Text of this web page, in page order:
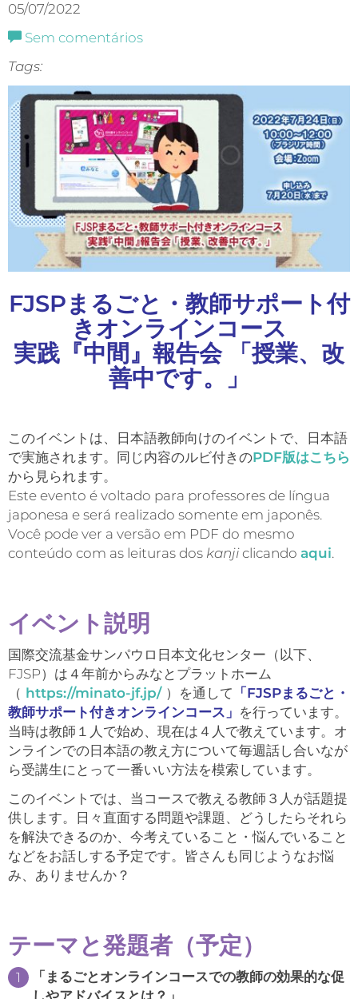
05/07/2022
Sem comentários
Tags:
FJSPまるごと・教師サポート付
きオンラインコース
実践『中間』報告会 「授業、改
善中です。」
このイベントは、日本語教師向けのイベントで、日本語
で実施されます。同じ内容のルビ付きのPDF版はこちら
から見られます。
Este evento é voltado para professores de língua
japonesa e será realizado somente em japonês.
Você pode ver a versão em PDF do mesmo
conteúdo com as leituras dos kanjiclicando aqui.
イベント説明
国際交流基金サンパウロ日本文化センター（以下、
FJSP）は４年前からみなとプラットホーム
（ https://minato-jf.jp/ ）を通して 「FJSPまるごと・
教師サポート付きオンラインコース」 を行っています。
当時は教師１人で始め、現在は４人で教えています。オ
ンラインでの日本語の教え方について毎週話し合いなが
ら受講生にとって一番いい方法を模索しています。
このイベントでは、当コースで教える教師３人が話題提
供します。日々直面する問題や課題、どうしたらそれら
を解決できるのか、今考えていること・悩んでいること
などをお話しする予定です。皆さんも同じようなお悩
み、ありませんか？
テーマと発題者（予定）
「まるごとオンラインコースでの教師の効果的な促
しやアドバイスとは？」